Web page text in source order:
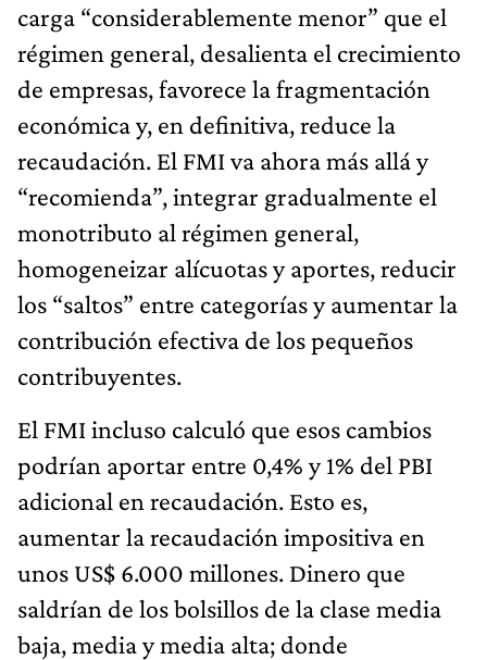
carga “considerablemente menor” que el
régimen general, desalienta el crecimiento
de empresas, favorece la fragmentación
económica y, en definitiva, reduce la
recaudación. El FMI va ahora más allá y
“recomienda”, integrar gradualmente el
monotributo al régimen general,
homogeneizar alícuotas y aportes, reducir
los “saltos” entre categorías y aumentar la
contribución efectiva de los pequeños
contribuyentes.
El FMI incluso calculó que esos cambios
podrían aportar entre 0,4% y 1% del PBI
adicional en recaudación. Esto es,
aumentar la recaudación impositiva en
unos US$ 6.000 millones. Dinero que
saldrían de los bolsillos de la clase media
baja, media y media alta; donde